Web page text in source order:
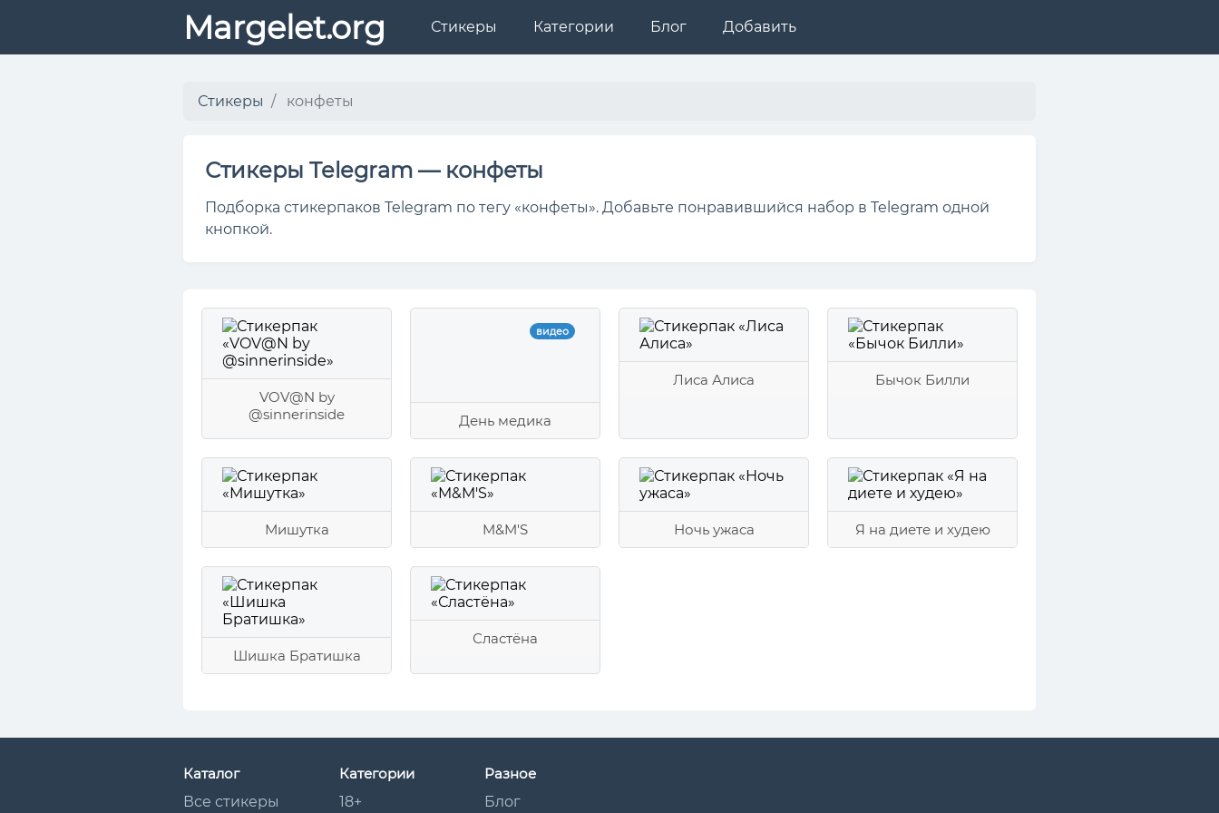
Margelet.org Стикеры Категории Блог Добавить
Стикеры конфеты
Стикеры Telegram — конфеты
Подборка стикерпаков Telegram по тегу «конфеты». Добавьте понравившийся набор в Telegram одной
кнопкой.
VOV@N by
@sinnerinside
видео
День медика
Лиса Алиса Бычок Билли
Мишутка M&M'S Ночь ужаса Я на диете и худею
Шишка Братишка
Сластёна
Каталог
Все стикеры
Категории
18+
Разное
Блог